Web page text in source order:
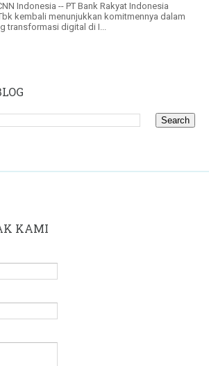
Indonesia -- PT Bank Rakyat Indonesia
kembali menunjukkan komitmennya dalam
transformasi digital di I...
KAMI